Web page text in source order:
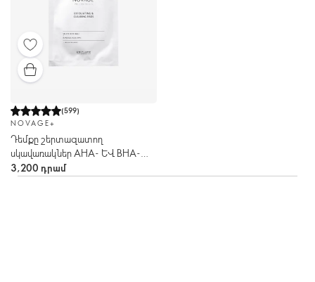
(599)
NOVAGE+
Դեմքը շերտազատող
սկավառակներ AHA- և BHA-
թթուներով Novage+
3,200 դրամ